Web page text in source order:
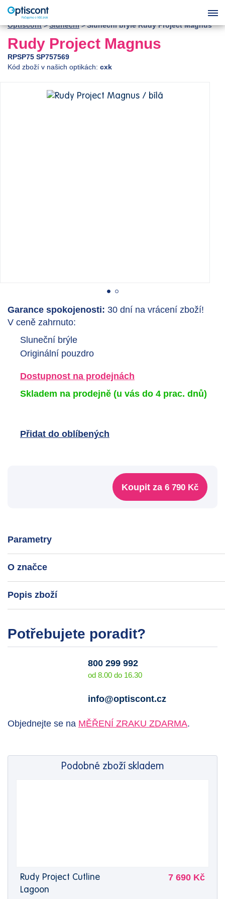
Optiscont Sluneční Sluneční brýle Rudy Project Magnus
Rudy Project Magnus
RPSP75 SP757569
Kód zboží v našich optikách: cxk
Garance spokojenosti: 30 dní na vrácení zboží!
V ceně zahrnuto:
Sluneční brýle
Originální pouzdro
Dostupnost na prodejnách
Skladem na prodejně (u vás do 4 prac. dnů)
Přidat do oblíbených
Koupit za 6 790 Kč
Parametry
O značce
Popis zboží
Potřebujete poradit?
800 299 992
od 8.00 do 16.30
info@optiscont.cz
Objednejte se na MĚŘENÍ ZRAKU ZDARMA.
Podobné zboží skladem
Rudy Project Cutline
Lagoon
7 690 Kč